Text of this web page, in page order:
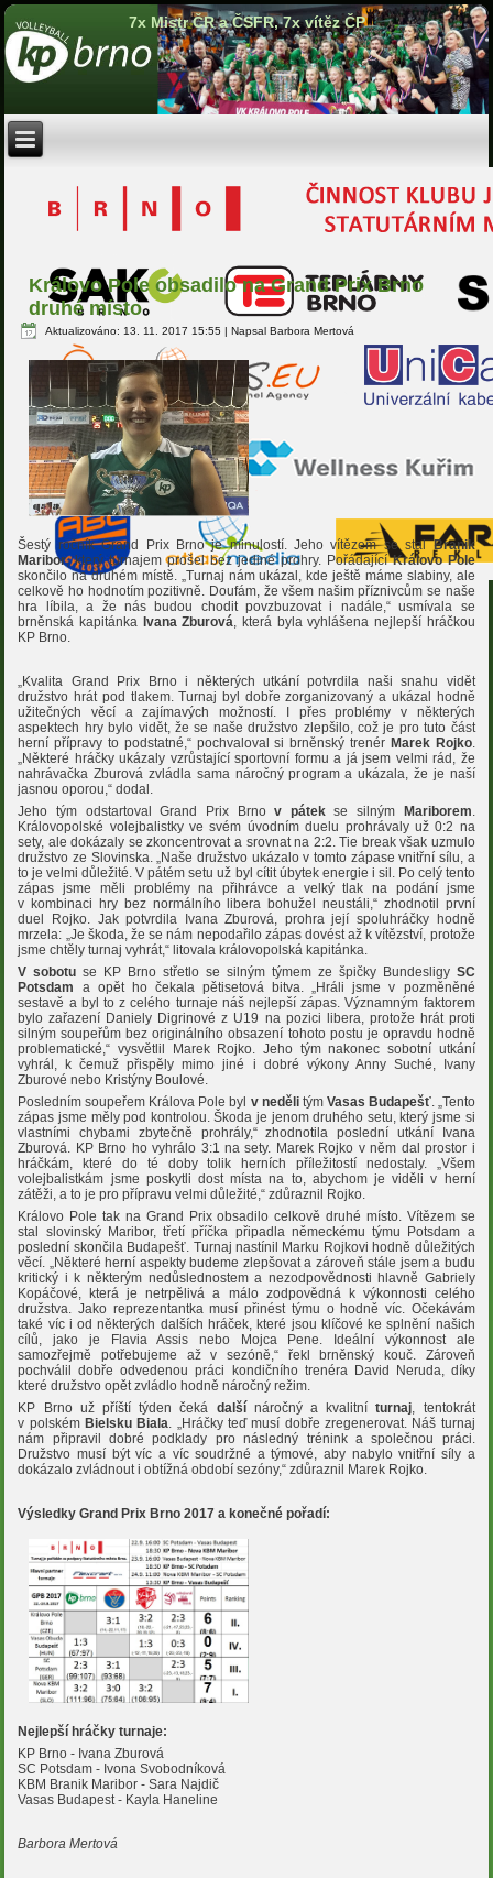
7x Mistr ČR a ČSFR, 7x vítěz ČP
Královo Pole obsadilo na Grand Prix Brno
druhé místo
Aktualizováno: 13. 11. 2017 15:55 |Napsal Barbora Mertová
Šestý ročník Grand Prix Brno je minulostí. Jeho vítězem se stalBranik
Maribor, který turnajem prošel bez jediné prohry. PořádajícíKrálovo Pole
skončilo na druhém místě. „Turnaj nám ukázal, kde ještě máme slabiny, ale
celkově ho hodnotím pozitivně. Doufám, že všem našim příznivcům se naše
hra líbila, a že nás budou chodit povzbuzovat i nadále,“ usmívala se
brněnská kapitánka Ivana Zburová, která byla vyhlášena nejlepší hráčkou
KP Brno.
„Kvalita Grand Prix Brno i některých utkání potvrdila naši snahu vidět
družstvo hrát pod tlakem. Turnaj byl dobře zorganizovaný a ukázal hodně
užitečných věcí a zajímavých možností. I přes problémy v některých
aspektech hry bylo vidět, že se naše družstvo zlepšilo, což je pro tuto část
herní přípravy to podstatné,“ pochvaloval si brněnský trenér Marek Rojko.
„Některé hráčky ukázaly vzrůstající sportovní formu a já jsem velmi rád, že
nahrávačka Zburová zvládla sama náročný program a ukázala, že je naší
jasnou oporou,“ dodal.
Jeho tým odstartoval Grand Prix Brnov pátekse silným Mariborem.
Královopolské volejbalistky ve svém úvodním duelu prohrávaly už 0:2 na
sety, ale dokázaly se zkoncentrovat a srovnat na 2:2. Tie break však uzmulo
družstvo ze Slovinska. „Naše družstvo ukázalo v tomto zápase vnitřní sílu, a
to je velmi důležité. V pátém setu už byl cítit úbytek energie i sil. Po celý tento
zápas jsme měli problémy na přihrávce a velký tlak na podání jsme
v kombinaci hry bez normálního libera bohužel neustáli,“ zhodnotil první
duel Rojko. Jak potvrdila Ivana Zburová, prohra její spoluhráčky hodně
mrzela: „Je škoda, že se nám nepodařilo zápas dovést až k vítězství, protože
jsme chtěly turnaj vyhrát,“ litovala královopolská kapitánka.
V sobotu se KP Brno střetlo se silným týmem ze špičky Bundesligy SC
Potsdam
a opět ho čekala pětisetová bitva. „Hráli jsme v pozměněné
sestavě a byl to z celého turnaje náš nejlepší zápas. Významným faktorem
bylo zařazení Daniely Digrinové z U19 na pozici libera, protože hrát proti
silným soupeřům bez originálního obsazení tohoto postu je opravdu hodně
problematické,“ vysvětlil Marek Rojko. Jeho tým nakonec sobotní utkání
vyhrál, k čemuž přispěly mimo jiné i dobré výkony Anny Suché, Ivany
Zburové nebo Kristýny Boulové.
Posledním soupeřem Králova Pole byl v nedělitým Vasas Budapešť. „Tento
zápas jsme měly pod kontrolou. Škoda je jenom druhého setu, který jsme si
vlastními chybami zbytečně prohrály,“ zhodnotila poslední utkání Ivana
Zburová. KP Brno ho vyhrálo 3:1 na sety. Marek Rojko v něm dal prostor i
hráčkám, které do té doby tolik herních příležitostí nedostaly. „Všem
volejbalistkám jsme poskytli dost místa na to, abychom je viděli v herní
zátěži, a to je pro přípravu velmi důležité,“ zdůraznil Rojko.
Královo Pole tak na Grand Prix obsadilo celkově druhé místo. Vítězem se
stal slovinský Maribor, třetí příčka připadla německému týmu Potsdam a
poslední skončila Budapešť. Turnaj nastínil Marku Rojkovi hodně důležitých
věcí. „Některé herní aspekty budeme zlepšovat a zároveň stále jsem a budu
kritický i k některým nedůslednostem a nezodpovědnosti hlavně Gabriely
Kopáčové, která je netrpělivá a málo zodpovědná k výkonnosti celého
družstva. Jako reprezentantka musí přinést týmu o hodně víc. Očekávám
také víc i od některých dalších hráček, které jsou klíčové ke splnění našich
cílů, jako je Flavia Assis nebo Mojca Pene. Ideální výkonnost ale
samozřejmě potřebujeme až v sezóně,“ řekl brněnský kouč. Zároveň
pochválil dobře odvedenou práci kondičního trenéra David Neruda, díky
které družstvo opět zvládlo hodně náročný režim.
KP Brno už příští týden čeká dalšínáročný a kvalitníturnaj, tentokrát
v polském Bielsku Biala. „Hráčky teď musí dobře zregenerovat. Náš turnaj
nám připravil dobré podklady pro následný trénink a společnou práci.
Družstvo musí být víc a víc soudržné a týmové, aby nabylo vnitřní síly a
dokázalo zvládnout i obtížná období sezóny,“ zdůraznil Marek Rojko.
Výsledky Grand Prix Brno 2017 a konečné pořadí:
Nejlepší hráčky turnaje:
KP Brno - Ivana Zburová
SC Potsdam - Ivona Svobodníková
KBM Branik Maribor - Sara Najdič
Vasas Budapest - Kayla Haneline
Barbora Mertová